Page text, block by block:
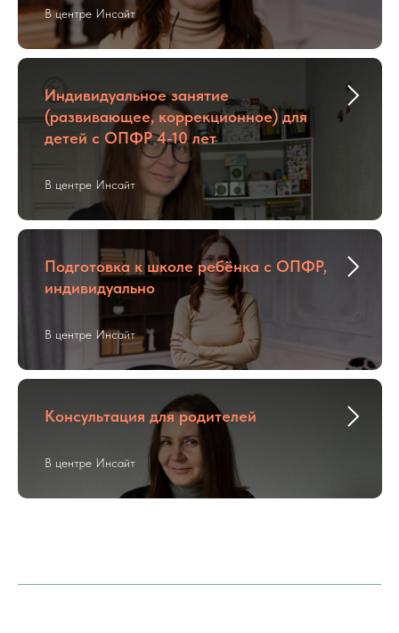
В центре Инсайт
Индивидуальное занятие
(развивающее, коррекционное) для
детей с ОПФР 4-10 лет
В центре Инсайт
Подготовка к школе ребёнка с ОПФР,
индивидуально
В центре Инсайт
Консультация для родителей
В центре Инсайт